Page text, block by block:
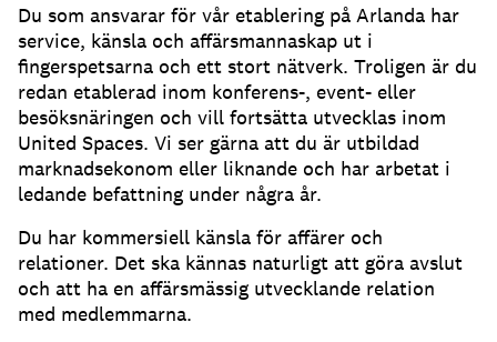
Du som ansvarar för vår etablering på Arlanda har
service, känsla och affärsmannaskap ut i
fingerspetsarna och ett stort nätverk. Troligen är du
redan etablerad inom konferens-, event- eller
besöksnäringen och vill fortsätta utvecklas inom
United Spaces. Vi ser gärna att du är utbildad
marknadsekonom eller liknande och har arbetat i
ledande befattning under några år.
Du har kommersiell känsla för affärer och
relationer. Det ska kännas naturligt att göra avslut
och att ha en affärsmässig utvecklande relation
med medlemmarna.